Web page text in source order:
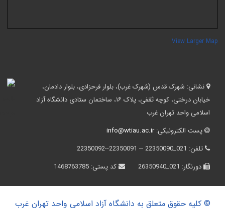
View Larger
نشانی:شهرک قدس (شهرک غرب)، بلوار فرحزادی، بلوار دادمان،
خیابان درختی، کوچه ثقفی، پلاک ۱۶، ساختمان ستادی دانشگاه آزاد
اسلامی واحد تهران غرب
پست الکترونیکی:info@wtiau.ac.ir
تلفن:021_22350090 -- 22350091--22350092
دورنگار:021_26350940 کد پستی:1468763785
© کلیه حقوق متعلق به دانشگاه آزاد اسلامی واحد تهران غرب